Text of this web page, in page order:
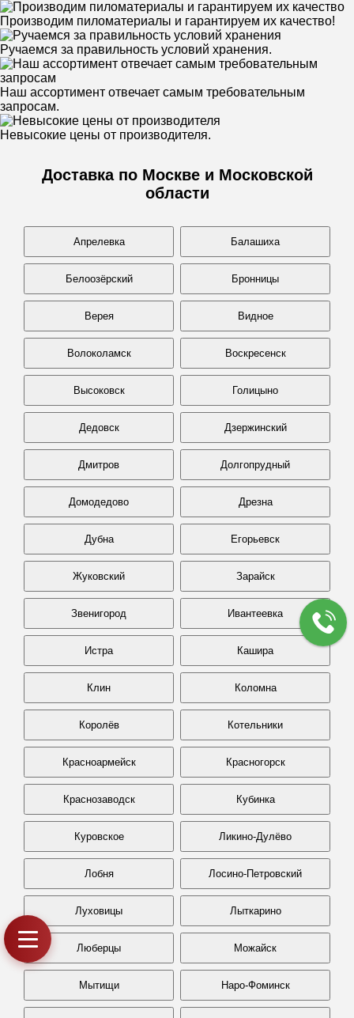
Производим пиломатериалы и гарантируем их качество!
Ручаемся за правильность условий хранения.
Наш ассортимент отвечает самым требовательным
запросам.
Невысокие цены от производителя.
Доставка по Москве и Московской
области
Апрелевка Балашиха
Белоозёрский Бронницы
Верея Видное
Волоколамск Воскресенск
Высоковск Голицыно
Дедовск Дзержинский
Дмитров Долгопрудный
Домодедово Дрезна
Дубна Егорьевск
Жуковский Зарайск
Звенигород Ивантеевка
Истра Кашира
Клин Коломна
Королёв Котельники
Красноармейск Красногорск
Краснозаводск Кубинка
Куровское Ликино-Дулёво
Лобня Лосино-Петровский
Луховицы Лыткарино
Люберцы Можайск
Мытищи Наро-Фоминск